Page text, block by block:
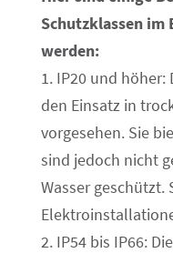
Schutzklassen im
werden:
1. IP20 und
den Einsatz in
vorgesehen. Sie
sind jedoch nicht
Wasser
2. IP54 bis IP66: